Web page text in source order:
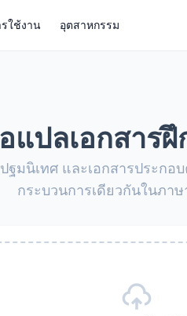
ใช้งาน อุตสาหกรรม
แปลเอกสาร
มนิเทศ และเอกสารประกอ
กระบวนการเดียวกันในภาษ